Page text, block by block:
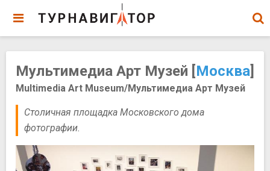
Мультимедиа Арт Музей [Москва]
Multimedia Art Museum/Мультимедиа Арт Музей
​Столичная площадка Московского дома
фотографии.